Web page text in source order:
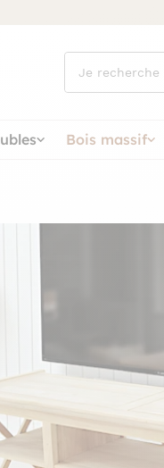
cherchez
vous ?
Bois massif